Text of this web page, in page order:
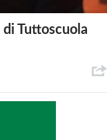
Tuttoscuola